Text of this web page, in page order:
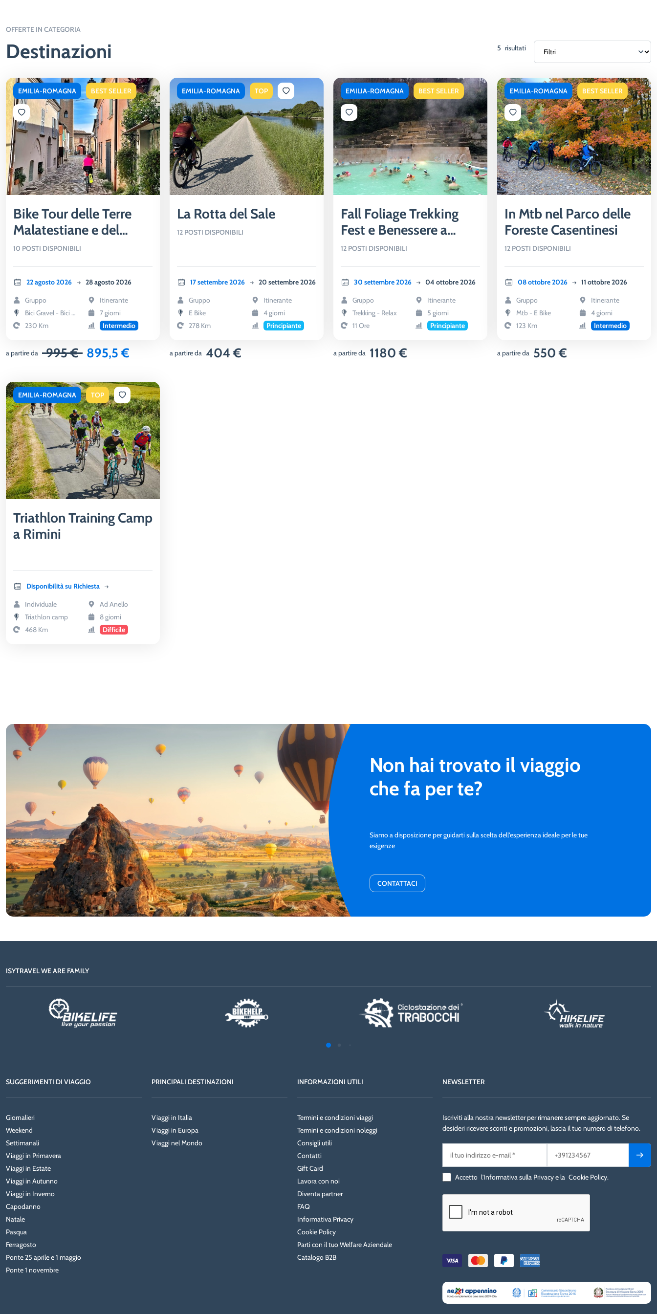
OFFERTE IN CATEGORIA
Destinazioni 5 risultati
10 POSTI DISPONIBILI
Bike Tour delle Terre
Malatestiane e del
Montefeltro
22 agosto 2026 28 agosto 2026
Gruppo
Itinerante
Bici Gravel - Bici Touring
7 giorni
230 Km
Intermedio
EMILIA-ROMAGNA BEST SELLER
a partire da 995 € 895,5 €
12 POSTI DISPONIBILI
La Rotta del Sale
17 settembre 2026 20 settembre 2026
Gruppo
Itinerante
E Bike
4 giorni
278 Km
Principiante
EMILIA-ROMAGNA TOP
a partire da 404 €
12 POSTI DISPONIBILI
Fall Foliage Trekking
Fest e Benessere a
Bagno di Romagna
30 settembre 2026 04 ottobre 2026
Gruppo
Itinerante
Trekking - Relax
5 giorni
11 Ore
Principiante
EMILIA-ROMAGNA BEST SELLER
a partire da 1180 €
12 POSTI DISPONIBILI
In Mtb nel Parco delle
Foreste Casentinesi
08 ottobre 2026 11 ottobre 2026
Gruppo
Itinerante
Mtb - E Bike
4 giorni
123 Km
Intermedio
EMILIA-ROMAGNA BEST SELLER
a partire da 550 €
Triathlon Training Camp
a Rimini
Disponibilità su Richiesta
Individuale
Ad Anello
Triathlon camp
8 giorni
468 Km
Difficile
EMILIA-ROMAGNA TOP
Non hai trovato il viaggio
che fa per te?
Siamo a disposizione per guidarti sulla scelta dell'esperienza ideale per le tue
esigenze
CONTATTACI
ISYTRAVEL WE ARE FAMILY
SUGGERIMENTI DI VIAGGIO
Giornalieri
Weekend
Settimanali
Viaggi in Primavera
Viaggi in Estate
Viaggi in Autunno
Viaggi in Inverno
Capodanno
Natale
Pasqua
Ferragosto
Ponte 25 aprile e 1 maggio
Ponte 1 novembre
PRINCIPALI DESTINAZIONI
Viaggi in Italia
Viaggi in Europa
Viaggi nel Mondo
INFORMAZIONI UTILI
Termini e condizioni viaggi
Termini e condizioni noleggi
Consigli utili
Contatti
Gift Card
Lavora con noi
Diventa partner
FAQ
Informativa Privacy
Cookie Policy
Parti con il tuo Welfare Aziendale
Catalogo B2B
NEWSLETTER
Iscriviti alla nostra newsletter per rimanere sempre aggiornato. Se
desideri ricevere sconti e promozioni, lascia il tuo numero di telefono.
Accetto l'Informativa sulla Privacye la Cookie Policy.